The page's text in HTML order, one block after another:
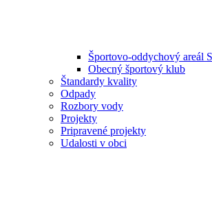
Športovo-oddychový areál
Obecný športový klub
Štandardy kvality
Odpady
Rozbory vody
Projekty
Pripravené projekty
Udalosti v obci